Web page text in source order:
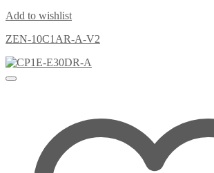
Add to wishlist
ZEN-10C1AR-A-V2